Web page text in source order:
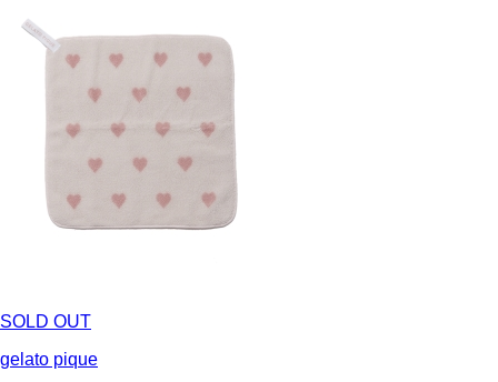
SOLD OUT
gelato pique